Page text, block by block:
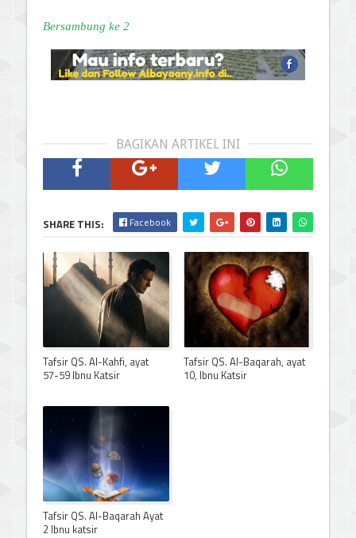
Bersambung ke 2
BAGIKAN ARTIKEL INI
SHARE THIS: Facebook
Tafsir QS. Al-Kahfi, ayat
57-59 Ibnu Katsir
Tafsir QS. Al-Baqarah, ayat
10, Ibnu Katsir
Tafsir QS. Al-Baqarah Ayat
2 Ibnu katsir